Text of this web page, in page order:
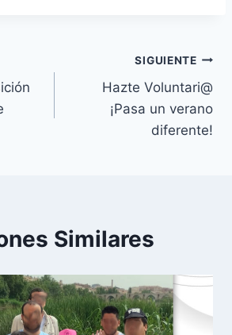
SIGUIENTE
Hazte Voluntari@
¡Pasa un verano
diferente!
Similares